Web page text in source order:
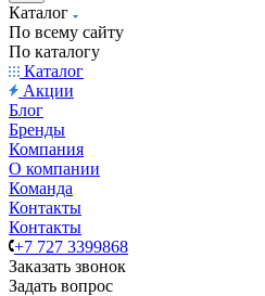
Каталог
По всему сайту
По каталогу
Каталог
Акции
Блог
Бренды
Компания
О компании
Команда
Контакты
Контакты
+7 727 3399868
Заказать звонок
Задать вопрос